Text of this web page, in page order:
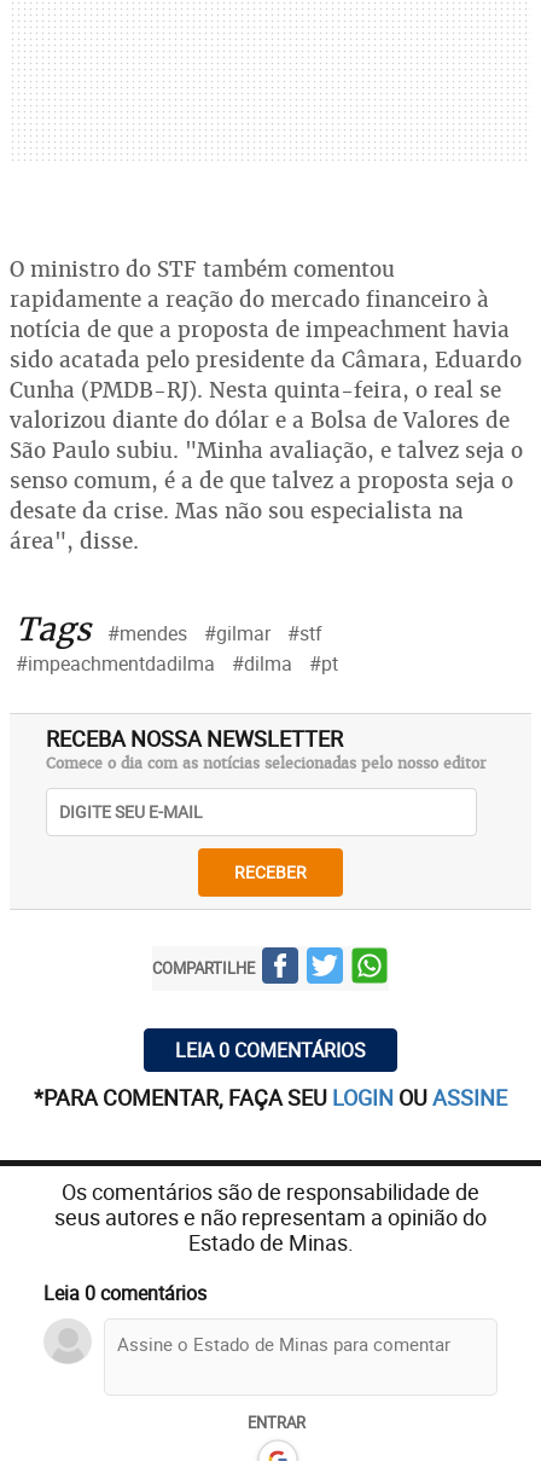
O ministro do STF também comentou
rapidamente a reação do mercado financeiro à
notícia de que a proposta de impeachment havia
sido acatada pelo presidente da Câmara, Eduardo
Cunha (PMDB-RJ). Nesta quinta-feira, o real se
valorizou diante do dólar e a Bolsa de Valores de
São Paulo subiu. "Minha avaliação, e talvez seja o
senso comum, é a de que talvez a proposta seja o
desate da crise. Mas não sou especialista na
área", disse.
Tags #mendes #gilmar
#stf
#impeachmentdadilma
#dilma #pt
RECEBA NOSSA NEWSLETTER
Comece o dia com as notícias selecionadas pelo nosso editor
RECEBER
COMPARTILHE
LEIA 0 COMENTÁRIOS
*PARA COMENTAR, FAÇA SEU LOGIN OUASSINE
Os comentários são de responsabilidade de
seus autores e não representam a opinião do
Estado de Minas.
Leia 0 comentários
ENTRAR